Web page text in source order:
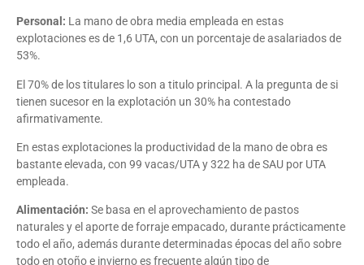
Personal: La mano de obra media empleada en estas
explotaciones es de 1,6 UTA, con un porcentaje de asalariados de
53%.
El 70% de los titulares lo son a titulo principal. A la pregunta de si
tienen sucesor en la explotación un 30% ha contestado
afirmativamente.
En estas explotaciones la productividad de la mano de obra es
bastante elevada, con 99 vacas/UTA y 322 ha de SAU por UTA
empleada.
Alimentación: Se basa en el aprovechamiento de pastos
naturales y el aporte de forraje empacado, durante prácticamente
todo el año, además durante determinadas épocas del año sobre
todo en otoño e invierno es frecuente algún tipo de